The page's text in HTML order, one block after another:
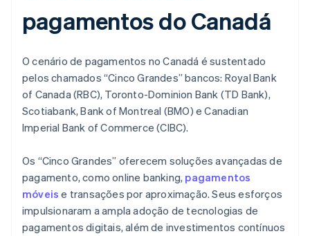
pagamentos do Canadá
O cenário de pagamentos no Canadá é sustentado
pelos chamados “Cinco Grandes” bancos: Royal Bank
of Canada (RBC), Toronto-Dominion Bank (TD Bank),
Scotiabank, Bank of Montreal (BMO) e Canadian
Imperial Bank of Commerce (CIBC).
Os “Cinco Grandes” oferecem soluções avançadas de
pagamento, como online banking, pagamentos
móveis e transações por aproximação. Seus esforços
impulsionaram a ampla adoção de tecnologias de
pagamentos digitais, além de investimentos contínuos